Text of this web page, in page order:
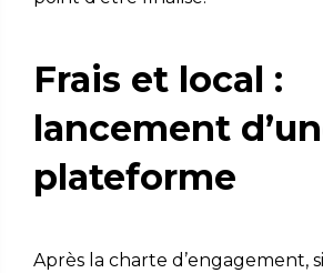
Frais et local :
lancement
plateforme
Après la charte d’engagement,